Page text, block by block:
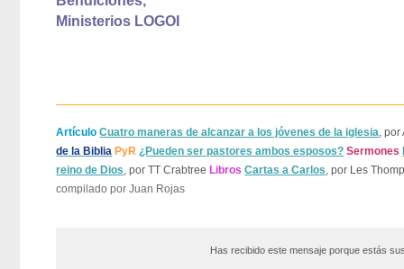
Ministerios LOGOI
Artículo Cuatro maneras de alcanzar a los jóvenes de la iglesia, por
de la Biblia PyR¿Pueden ser pastores ambos esposos? Sermones
reino de Dios, por TT Crabtree Libros Cartas a Carlos, por Les
compilado por Juan Rojas
Has recibido este mensaje porque estás